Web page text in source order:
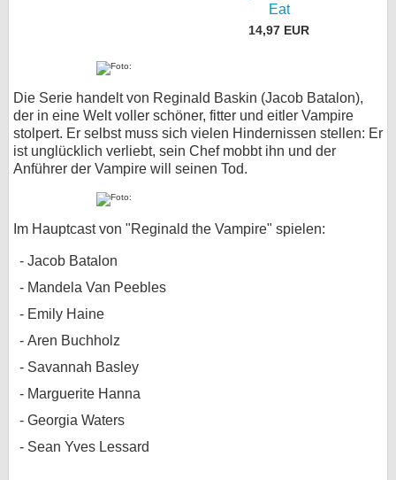
Eat
14,97 EUR
Die Serie handelt von Reginald Baskin (Jacob Batalon),
der in eine Welt voller schöner, fitter und eitler Vampire
stolpert. Er selbst muss sich vielen Hindernissen stellen: Er
ist unglücklich verliebt, sein Chef mobbt ihn und der
Anführer der Vampire will seinen Tod.
Im Hauptcast von "Reginald the Vampire" spielen:
Jacob Batalon
Mandela Van Peebles
Emily Haine
Aren Buchholz
Savannah Basley
Marguerite Hanna
Georgia Waters
Sean Yves Lessard